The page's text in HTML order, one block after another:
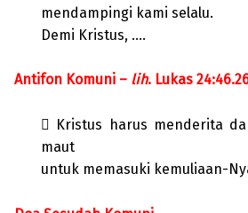
mendampingi kami selalu.
Demi Kristus, ….
Antifon Komuni – lih. Lukas
 Kristus harus menderita
maut
untuk memasuki kemuliaan-